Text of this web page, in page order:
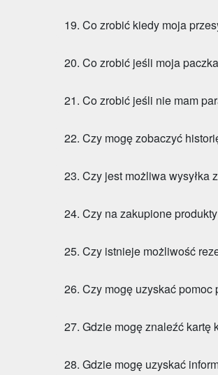
19. Co zrobić kiedy moja
20. Co zrobić jeśli moja
21. Co zrobić jeśli nie mam
22. Czy mogę zobaczyć
23. Czy jest możliwa wysyłka
24. Czy na zakupione
25. Czy istnieje możliwość
26. Czy mogę uzyskać pomoc
27. Gdzie mogę znaleźć kartę
28. Gdzie mogę uzyskać